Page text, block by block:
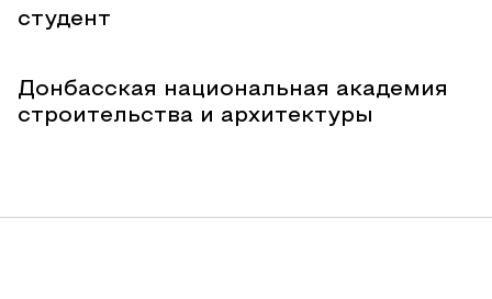
студент
Донбасская национальная академия
строительства и архитектуры